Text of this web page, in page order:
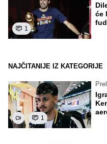
1
će
NAJČITANIJE IZ KATEGORIJE
1